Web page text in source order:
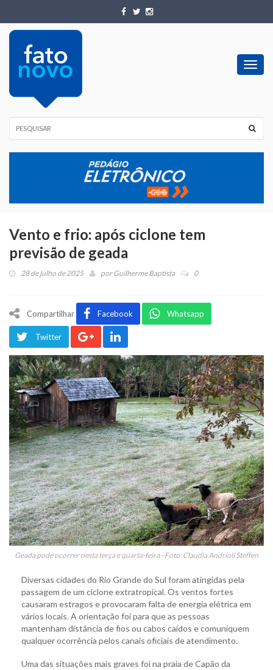
Vento e frio: após ciclone tem
previsão de geada
28 de julho de 2025 porGuilherme Baptista 0
Compartilhar Facebook Whatsapp
Twitter
Geada pode ocorrer nesta terça e quarta-feira - Foto: Claudia Andrioli Steffen
Diversas cidades do Rio Grande do Sul foram atingidas pela
passagem de um ciclone extratropical. Os ventos fortes
causaram estragos e provocaram falta de energia elétrica em
vários locais. A orientação foi para que as pessoas
mantenham distância de fios ou cabos caídos e comuniquem
qualquer ocorrência pelos canais oficiais de atendimento.
Uma das situações mais graves foi na praia de Capão da